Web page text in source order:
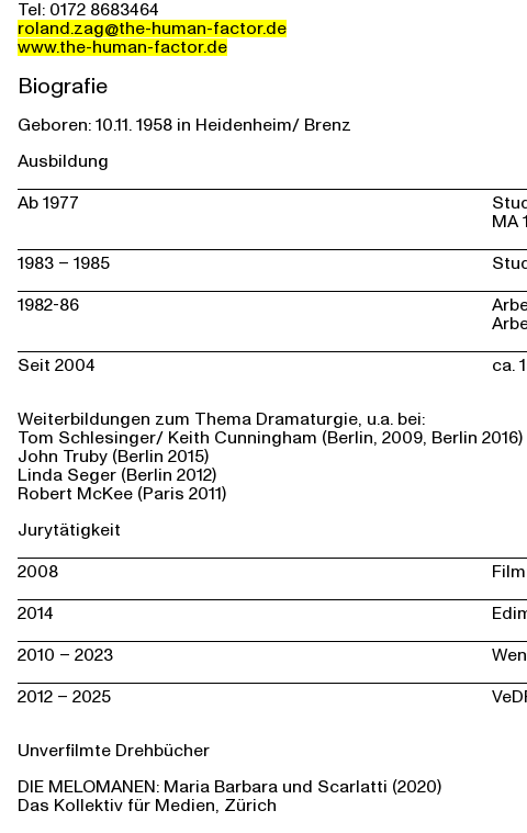
Tel: 0172 8683464
roland.zag@the-human-factor.de
www.the-human-factor.de
Biografie
Geboren: 10.11. 1958 in Heidenheim/ Brenz
Ausbildung
Ab 1977
MA
1983 – 1985
1982-86
Seit 2004 ca.
Weiterbildungen zum Thema Dramaturgie, u.a. bei:
Tom Schlesinger/ Keith Cunningham (Berlin, 2009, Berlin 2016)
John Truby (Berlin 2015)
Linda Seger (Berlin 2012)
Robert McKee (Paris 2011)
Jurytätigkeit
2008
2014
2010 – 2023
2012 – 2025
Unverfilmte Drehbücher
DIE MELOMANEN: Maria Barbara und Scarlatti (2020)
Das Kollektiv für Medien, Zürich